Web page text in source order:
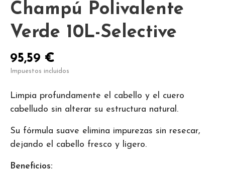
Champú Polivalente
Verde 10L-Selective
95,59 €
Impuestos incluidos
Limpia profundamente el cabello y el cuero
cabelludo sin alterar su estructura natural.
Su fórmula suave elimina impurezas sin resecar,
dejando el cabello fresco y ligero.
Beneficios: